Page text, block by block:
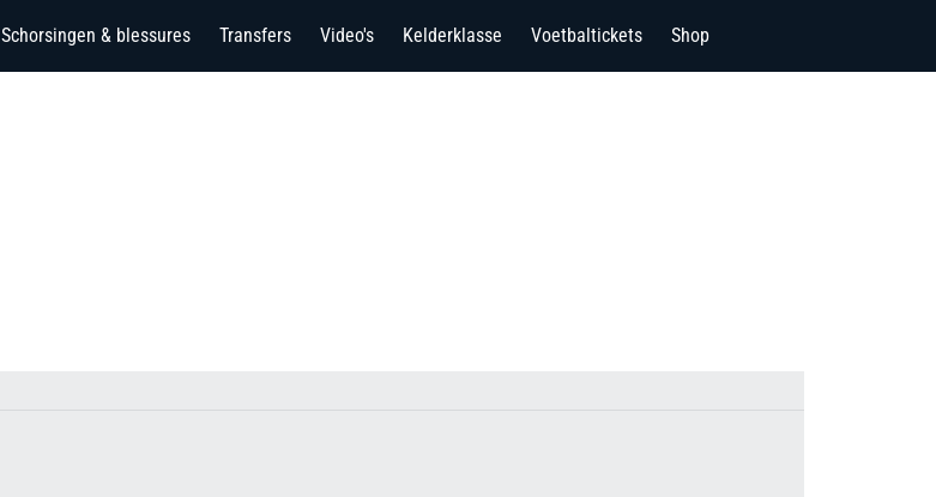
Schorsingen & blessures Transfers Video's Kelderklasse Voetbaltickets Shop